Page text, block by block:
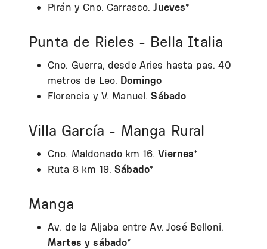
Pirán y Cno. Carrasco.Jueves*
Punta de Rieles - Bella Italia
Cno. Guerra, desde Aries hasta pas. 40
metros de Leo. Domingo
Florencia y V. Manuel.Sábado
Villa García - Manga Rural
Cno. Maldonado km 16.Viernes*
Ruta 8 km 19.Sábado*
Manga
Av. de la Aljaba entre Av. José Belloni.
Martes y sábado*